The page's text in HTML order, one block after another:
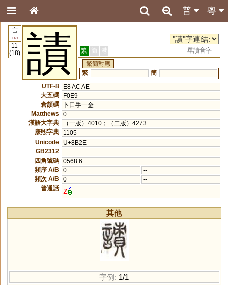
粵
普
言
149
11
(18)
謮 繁 簡 港
單讀音字
繁簡對應
繁
簡
UTF-8
E8 AC AE
大五碼
F0E9
倉頡碼
卜口手一金
Matthews
0
漢語大字典
（一版）4010；（二版）4273
康熙字典
1105
Unicode
U+8B2E
GB2312
四角號碼 0568.6
頻序 A/B
0
--
頻次 A/B
0
--
普通話 z
其他
字例: 1/1